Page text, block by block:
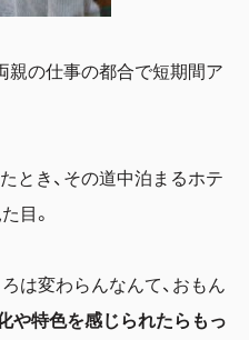
親の仕事の都合で短期間ア
とき、 その道中泊まるホテ
目。
は変わらんなんて、おもん
や特色を感じられたらもっ